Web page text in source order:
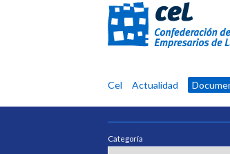
Confederación
Lugo
Cel Actualidad
Categoría